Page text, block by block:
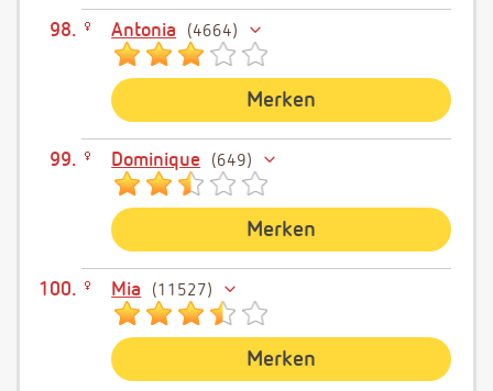
Antonia 4664
Merken
Dominique 649
Merken
Mia 11527
Merken